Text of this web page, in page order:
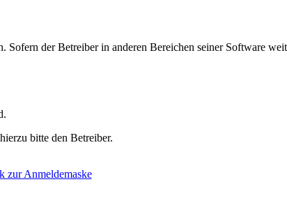
der Betreiber in anderen Bereichen seiner Software
bitte den Betreiber.
zur Anmeldemaske